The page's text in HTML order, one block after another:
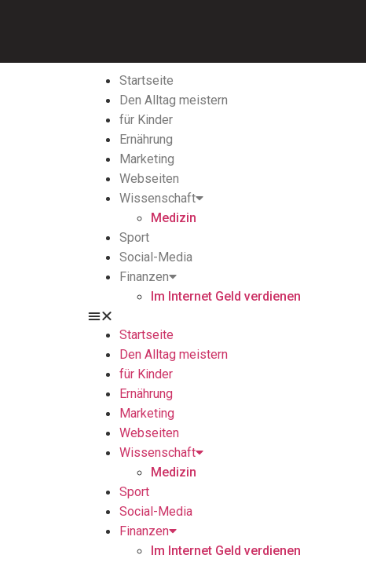
Startseite
Den Alltag meistern
für Kinder
Ernährung
Marketing
Webseiten
Wissenschaft
Medizin
Sport
Social-Media
Finanzen
Im Internet Geld verdienen
Startseite
Den Alltag meistern
für Kinder
Ernährung
Marketing
Webseiten
Wissenschaft
Medizin
Sport
Social-Media
Finanzen
Im Internet Geld verdienen